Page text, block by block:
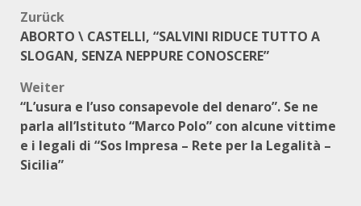
Beitragsnavigation
Zurück
ABORTO \ CASTELLI, “SALVINI RIDUCE TUTTO A
SLOGAN, SENZA NEPPURE CONOSCERE”
Weiter
“L’usura e l’uso consapevole del denaro”. Se ne
parla all’Istituto “Marco Polo” con alcune vittime
e i legali di “Sos Impresa – Rete per la Legalità –
Sicilia”